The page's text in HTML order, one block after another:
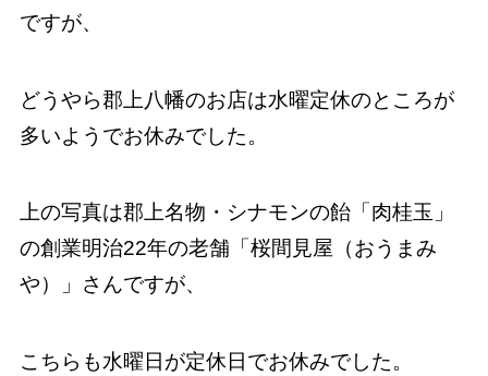
ですが、
どうやら郡上八幡のお店は水曜定休のところが
多いようでお休みでした。
上の写真は郡上名物・シナモンの飴「肉桂玉」
の創業明治22年の老舗 「桜間見屋（おうまみ
や）」さんですが、
こちらも水曜日が定休日でお休みでした。